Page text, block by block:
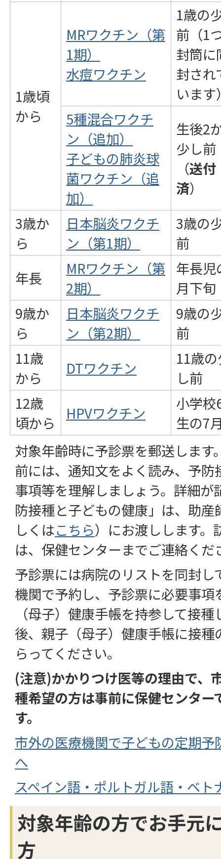
1歳頃
から
MRワクチン（第
1期）
水痘ワクチン
1歳の
前（1
封筒に
封され
います
5種混合ワクチ
ン（追加）
子どもの肺炎球
菌ワクチン（追
加）
生後2
少し前
（送付
済）
3歳か
ら
日本脳炎ワクチ
ン（第1期）
3歳の
前
年長
MRワクチン（第
2期）
年長児
月下旬
9歳か
ら
日本脳炎ワクチ
ン（第2期）
9歳の
前
11歳
から
DTワクチン
11歳
し前
12歳
頃から
HPVワクチン
小学校
生の7
対象年齢時に予診票を郵送します
前には、通知文をよく読み、予
事項等を理解しましょう。詳細が
防接種と子どもの健康」は、助
しくはこちら）にお渡しします。
は、保健センターまでご連絡くだ
予診票には病院のリストを同封し
機関で予約し、予診票に必要事
（母子）健康手帳を持参して接
後、親子（母子）健康手帳に接種
らってください。
(注意)かかりつけ医等の理由で、
種希望の方は事前に保健センター
す。
市外の医療機関で子どもの定期
へ
スペイン語・ポルトガル語・ベト
対象年齢の方でお手元
方